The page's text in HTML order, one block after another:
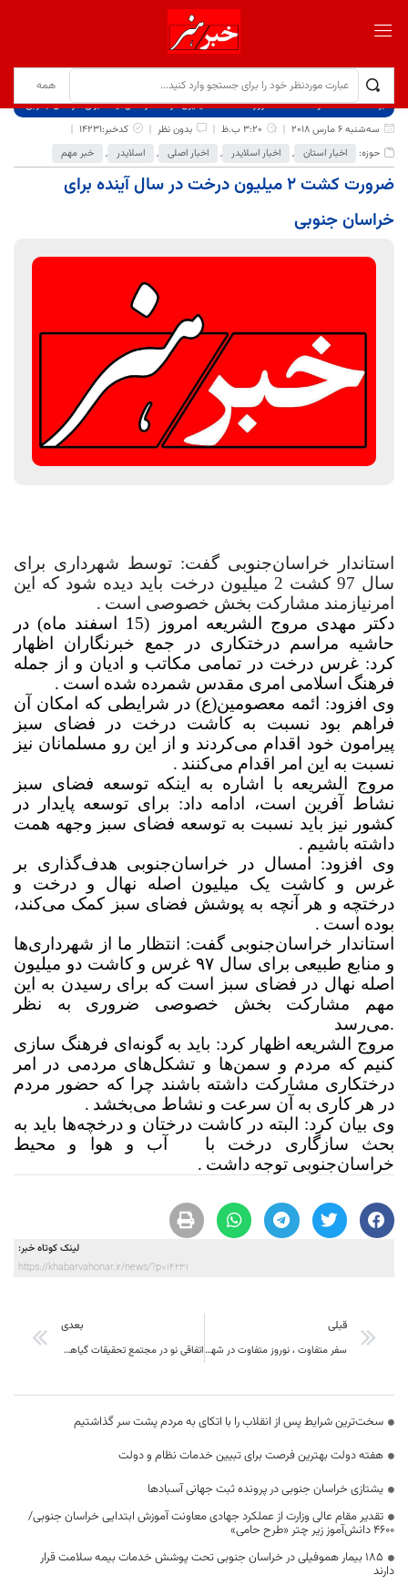
برگ نخست نوشته‌ها
ضرورت کشت 2 میلیون درخت در سال آینده برای خراسان جنوبی
سه‌شنبه 6 مارس 2018
3:20 ب.ظ بدون نظر
کدخبر:14231
حوزه:
اخبار استان , اخبار اسلایدر , اخبار اصلی , اسلایدر , خبر مهم
ضرورت کشت 2 میلیون درخت در سال آینده برای
خراسان جنوبی
استاندار خراسان‌جنوبی گفت: توسط شهرداری برای
سال 97 کشت 2 میلیون درخت باید دیده شود که این
امرنیازمند مشارکت بخش خصوصی است .
دکتر مهدی مروج الشریعه امروز (15 اسفند ماه) در
حاشیه مراسم درختکاری در جمع خبرنگاران اظهار
کرد: غرس درخت در تمامی مکاتب و ادیان و از جمله
فرهنگ اسلامی امری مقدس شمرده شده است .
وی افزود: ائمه معصومین(ع) در شرایطی که امکان آن
فراهم بود نسبت به کاشت درخت در فضای سبز
پیرامون خود اقدام می‌کردند و از این رو مسلمانان نیز
نسبت به این امر اقدام می‌کنند .
مروج الشریعه با اشاره به اینکه توسعه فضای سبز
نشاط آفرین است، ادامه داد: برای توسعه پایدار در
کشور نیز باید نسبت به توسعه فضای سبز وجهه همت
داشته باشیم .
وی افزود: امسال در خراسان‌جنوبی هدف‌گذاری بر
غرس و کاشت یک میلیون اصله نهال و درخت و
درختچه و هر آنچه به پوشش فضای سبز کمک می‌کند،
بوده است .
استاندار خراسان‌جنوبی گفت: انتظار ما از شهرداری‌ها
و منابع طبیعی برای سال ۹۷ غرس و کاشت دو میلیون
اصله نهال در فضای سبز است که برای رسیدن به این
مهم مشارکت بخش خصوصی ضروری به نظر
می‌رسد.
مروج الشریعه اظهار کرد: باید به گونه‌ای فرهنگ سازی
کنیم که مردم و سمن‌ها و تشکل‌های مردمی در امر
درختکاری مشارکت داشته باشند چرا که حضور مردم
در هر کاری به آن سرعت و نشاط می‌بخشد .
وی بیان کرد: البته در کاشت درختان و درخچه‌ها باید به
بحث سازگاری درخت با
آب و هوا و محیط
خراسان‌جنوبی توجه داشت .
لینک کوتاه خبر:
https://khabarvahonar.ir/news/?p=14231
قبلی
سفر متفاوت ، نوروز متفاوت در شهرستان سرایان
بعدی
اتفاقی نو در مجتمع تحقیقات گیاهان دارویی جهاددانشگاهی: کلوچه فراسودمند عناب در خراسان‌جنوبی تولید شد
سخت‌ترین شرایط پس از انقلاب را با اتکای به مردم پشت سر گذاشتیم
هفته دولت بهترین فرصت برای تبیین خدمات نظام و دولت
یشتازی خراسان جنوبی در پرونده ثبت جهانی آسبادها
تقدیر مقام عالی وزارت از عملکرد جهادی معاونت آموزش ابتدایی خراسان جنوبی/
۴۶۰۰ دانش‌آموز زیر چتر «طرح حامی»
۱۸۵ بیمار هموفیلی در خراسان جنوبی تحت پوشش خدمات بیمه سلامت قرار
دارند